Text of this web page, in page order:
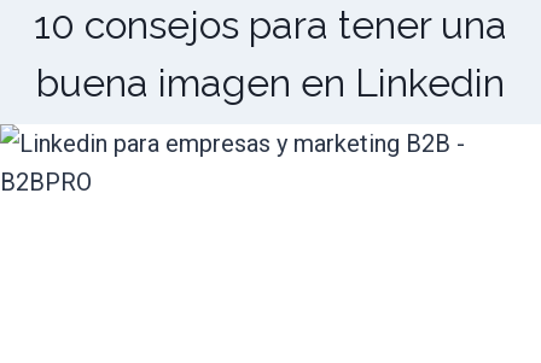
10 consejos para tener una
buena imagen en Linkedin